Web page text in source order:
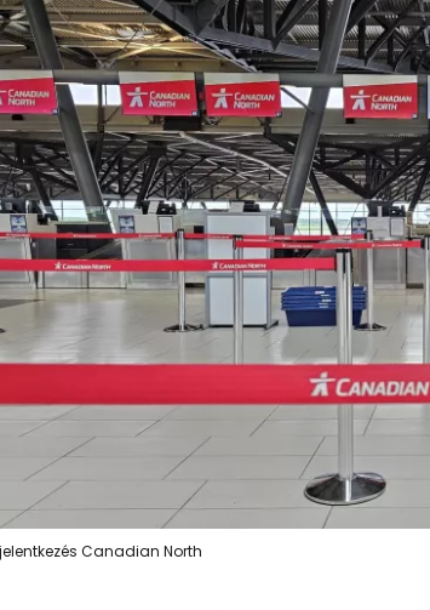
Canadian North